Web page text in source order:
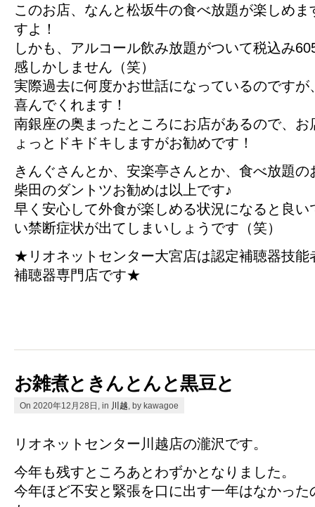
このお店、なんと松坂牛の食べ放題が楽しめ
すよ！
しかも、アルコール飲み放題がついて税込み
感しかしません（笑）
実際過去に何度かお世話になっているのです
喜んでくれます！
南銀座の奥まったところにお店があるので、
ょっとドキドキしますがお勧めです！
きんぐさんとか、安楽亭さんとか、食べ放題
柴田のダントツお勧めは以上です♪
早く安心して外食が楽しめる状況になると良
い禁断症状が出てしまいしょうです（笑）
★リオネットセンター大宮店は認定補聴器技能
補聴器専門店です★
お雑煮ときんとんと黒豆と
On 2020年12月28日, in 川越 , by kawagoe
リオネットセンター川越店の瀧沢です。
今年も残すところあとわずかとなりました。
今年ほど不安と緊張を口に出す一年はなかった